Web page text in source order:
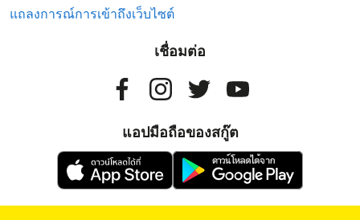
แถลงการณ์การเข้าถึงเว็บไซต์
เชื่อมต่อ
แอปมือถือของสกู๊ต